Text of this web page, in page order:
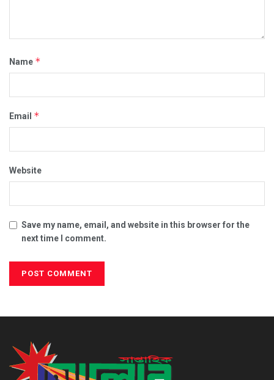
Name *
Email *
Website
Save my name, email, and website in this browser for the
next time I comment.